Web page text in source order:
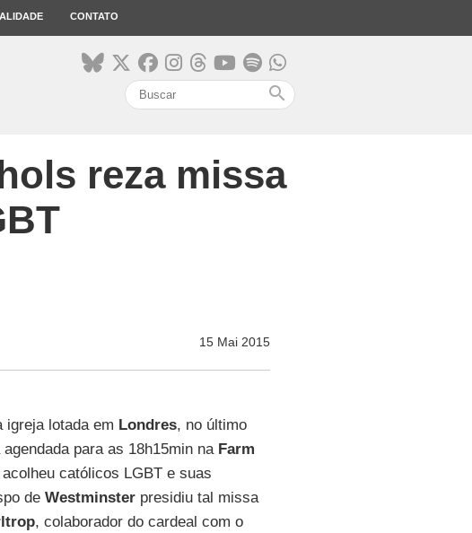
CONTATO
search
reza missa
15 Mai 2015
lotada em Londres, no último
para as 18h15min na Farm
católicos LGBT e suas
de Westminsterpresidiu tal missa
, colaborador do cardeal com o